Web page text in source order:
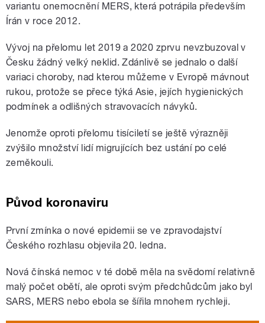
variantu onemocnění MERS, která potrápila především
Írán v roce 2012.
Vývoj na přelomu let 2019 a 2020 zprvu nevzbuzoval v
Česku žádný velký neklid. Zdánlivě se jednalo o další
variaci choroby, nad kterou můžeme v Evropě mávnout
rukou, protože se přece týká Asie, jejích hygienických
podmínek a odlišných stravovacích návyků.
Jenomže oproti přelomu tisíciletí se ještě výrazněji
zvýšilo množství lidí migrujících bez ustání po celé
zeměkouli.
Původ koronaviru
První zmínka o nové epidemii se ve zpravodajství
Českého rozhlasu objevila 20. ledna.
Nová čínská nemoc v té době měla na svědomí relativně
malý počet obětí, ale oproti svým předchůdcům jako byl
SARS, MERS nebo ebola se šířila mnohem rychleji.